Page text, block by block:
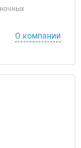
О компании